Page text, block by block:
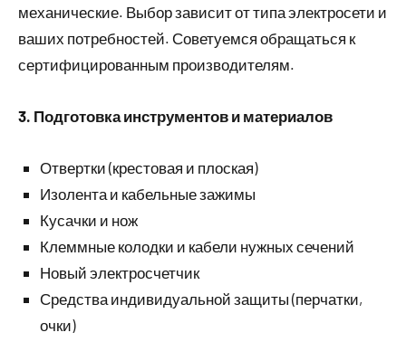
механические. Выбор зависит от типа электросети и
ваших потребностей. Советуемся обращаться к
сертифицированным производителям.
3. Подготовка инструментов и материалов
Отвертки (крестовая и плоская)
Изолента и кабельные зажимы
Кусачки и нож
Клеммные колодки и кабели нужных сечений
Новый электросчетчик
Средства индивидуальной защиты (перчатки,
очки)